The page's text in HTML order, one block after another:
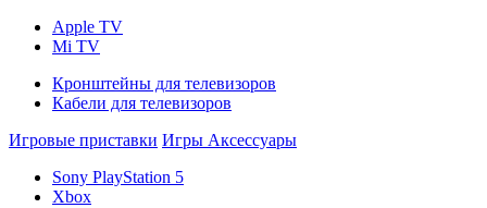
Apple TV
Mi TV
Кронштейны для телевизоров
Кабели для телевизоров
Игровые приставки Игры Аксессуары
Sony PlayStation 5
Xbox